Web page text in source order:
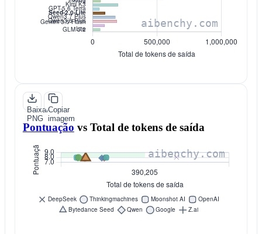
Baixar
PNG
Copiar
imagem
Pontuação vsTotal de tokens de saída